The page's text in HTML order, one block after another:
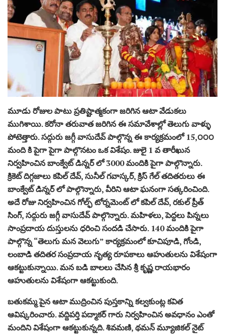
మూడు రోజుల పాటు ప్రతిష్టాత్మకంగా జరిగిన ఆటా వేడుకలు
ముగిశాయి. కరోనా తరువాత జరిగిన ఈ సమావేశాల్లో తెలుగు వాళ్ళు
పోటెత్తారు. సద్గురు జగ్గీ వాసుదేవ్ పాల్గొన్న ఈ కార్యక్రమంలో 15,౦౦౦
మంది కి పైగా పైగా పాల్గొనటం ఒక విశేషం. జులై 1 వ తారీఖున
నిర్వహించిన బాంక్వేట్ డిన్నర్ లో 3000 మందికి పైగా పాల్గొన్నారు.
క్రికెట్ దిగ్గజాలు కపిల్ దేవ్, సునీల్ గవాస్కర్, క్రిస్ గేల్ తదితరులు ఈ
బాంక్వేట్ డిన్నర్ లో పాల్గొన్నారు, వీరిని ఆటా ఘనంగా సత్కరించింది.
అదే రోజు నిర్వహించిన గోల్ఫ్ టోర్నమెంట్ లో కపిల్ దేవ్, రకుల్ ప్రీత్
సింగ్, సద్గురు జగ్గీ వాసుదేవ్ పాల్గొన్నారు. మహిళలు, పెద్దలు పిన్నలు
సాంప్రదాయ దుస్తులను ధరించి సందడి చేసారు. 140 మందికి పైగా
పాల్గొన్న “తెలుగు మన వెలుగు” కార్యక్రమంలో కూచిపూడి, గోండి,
లంబాడి తదితర సంప్రదాయ నృత్య రూపకాలు ఆహుతులను విశేషంగా
ఆకట్టుకున్నాయి. మన బడి బాలలు చేసిన శ్రీ కృష్ణ రాయభారం
ఆహుతులను విశేషంగా ఆకట్టుకుంది.
బతుకమ్మ పైన ఆటా ముద్రించిన పుస్తకాన్ని కల్వకుంట్ల కవిత
ఆవిష్కరించారు. వద్దిపర్తి పద్మాకర్ గారు నిర్వహించిన అవధానం ఎంతో
మందిని విశేషంగా ఆకట్టుకున్నది. శివమణి, థమన్ మ్యూజికల్ నైట్